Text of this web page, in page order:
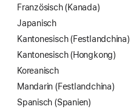
Französisch (Kanada)
Japanisch
Kantonesisch (Festland­china)
Kantonesisch (Hongkong)
Koreanisch
Mandarin (Festland­china)
Spanisch (Spanien)